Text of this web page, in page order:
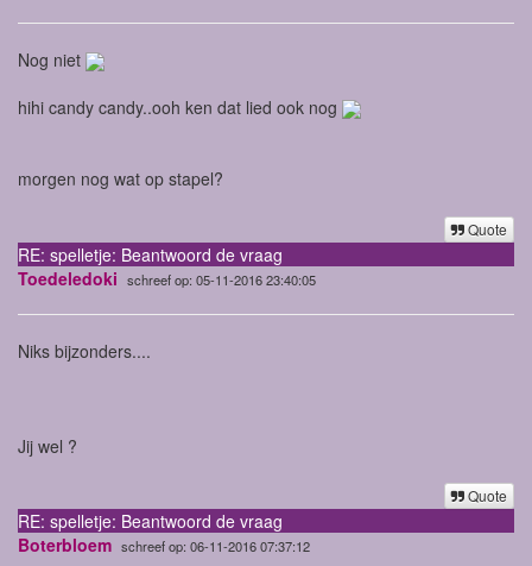
Nog niet
hihi candy candy..ooh ken dat lied ook nog
morgen nog wat op stapel?
Quote
RE: spelletje: Beantwoord de vraag
Toedeledoki schreef op: 05-11-2016 23:40:05
Niks bijzonders....
Jij wel ?
Quote
RE: spelletje: Beantwoord de vraag
Boterbloem schreef op: 06-11-2016 07:37:12